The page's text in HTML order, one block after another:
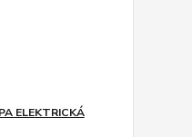
ELEKTRICKÁ